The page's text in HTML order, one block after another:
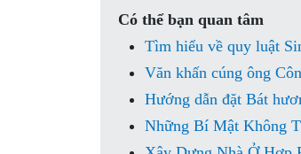
Có thể bạn quan tâm
Tìm hiểu về quy luật
Văn khấn cúng ông
Hướng dẫn đặt Bát
Những Bí Mật Không